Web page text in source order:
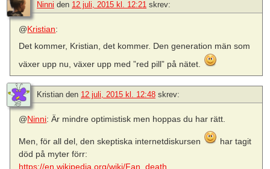
Ninni den 12 juli, 2015 kl. 12:21 skrev:
@Kristian:
Det kommer, Kristian, det kommer. Den generation män som
växer upp nu, växer upp med ”red pill” på nätet.
Kristian den 12 juli, 2015 kl. 12:48 skrev:
@Ninni: Är mindre optimistisk men hoppas du har rätt.
Men, för all del, den skeptiska internetdiskursen
har tagit
död på myter förr:
https://en.wikipedia.org/wiki/Fan_death